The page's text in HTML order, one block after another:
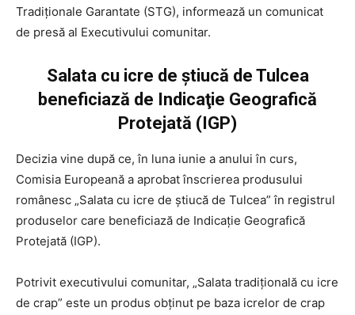
Tradiţionale Garantate (STG), informează un comunicat
de presă al Executivului comunitar.
Salata cu icre de ştiucă de Tulcea
beneficiază de Indicaţie Geografică
Protejată (IGP)
Decizia vine după ce, în luna iunie a anului în curs,
Comisia Europeană a aprobat înscrierea produsului
românesc „Salata cu icre de ştiucă de Tulcea” în registrul
produselor care beneficiază de Indicaţie Geografică
Protejată (IGP).
Potrivit executivului comunitar, „Salata tradiţională cu icre
de crap” este un produs obţinut pe baza icrelor de crap